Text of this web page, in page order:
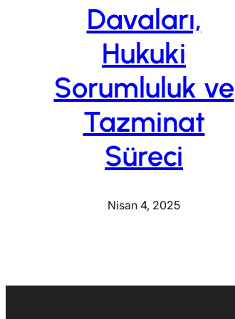
Davaları,
Hukuki
Sorumluluk ve
Tazminat
Süreci
Nisan 4, 2025